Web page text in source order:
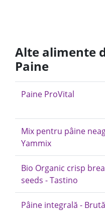
Alte alimente
Paine
Paine ProVital
Mix pentru pâine
Yammix
Bio Organic crisp
seeds - Tastino
Pâine integrală -